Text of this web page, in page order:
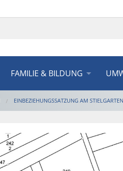
FAMILIE & BILDUNG
EINBEZIEHUNGSSATZUNG AM STIELGARTEN